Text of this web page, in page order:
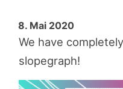
8. Mai 2020
We have
slopegraph!